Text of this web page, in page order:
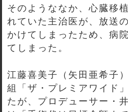
そのようななか、心臓移
れていた主治医が、放送
かけてしまったため、病
てしまった。
江藤喜美子（矢田亜希子
組「ザ・プレミアワイド
たが、プロデューサー・